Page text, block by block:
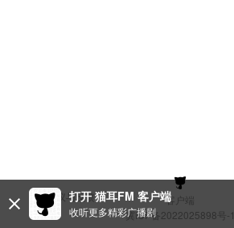
建议与反馈 客户端
冀ICP备2022025898号-1
打开 猫耳FM 客户端
收听更多精彩广播剧